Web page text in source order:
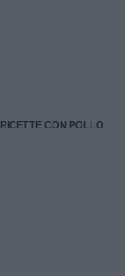
RICETTE CON POLLO